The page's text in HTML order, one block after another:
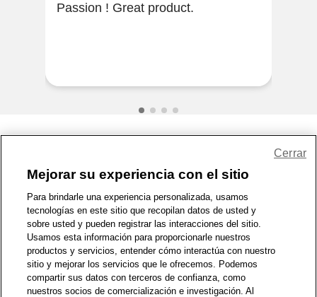
Passion ! Great product.
1-800-679-9691 | Contáctenos | Términos de Uso | Accesibilidad
Política de Privacidad | WA Privacy Policy | Mapa del sitio
Zona de Bienestar | © 1999 - 2026 CVS.com
Mejorar su experiencia con el sitio
Para brindarle una experiencia personalizada, usamos
tecnologías en este sitio que recopilan datos de usted y
sobre usted y pueden registrar las interacciones del sitio.
Usamos esta información para proporcionarle nuestros
productos y servicios, entender cómo interactúa con nuestro
sitio y mejorar los servicios que le ofrecemos. Podemos
compartir sus datos con terceros de confianza, como
nuestros socios de comercialización e investigación. Al
Cerrar